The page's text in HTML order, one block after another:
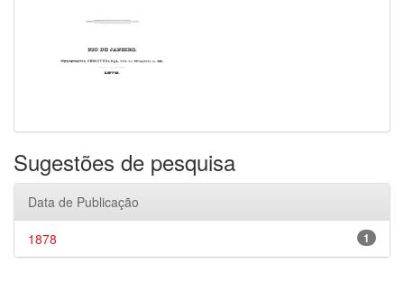
Sugestões de pesquisa
Data de Publicação
1
1878